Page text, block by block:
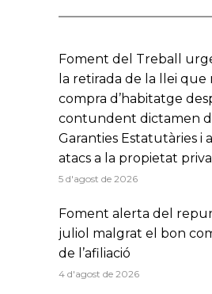
Foment del Treball
la retirada de la llei que
compra d’habitatge
contundent dictamen
Garanties Estatutàries i
atacs a la propietat
5 d'agost de 2026
Foment alerta del
juliol malgrat el bon
de l’afiliació
4 d'agost de 2026